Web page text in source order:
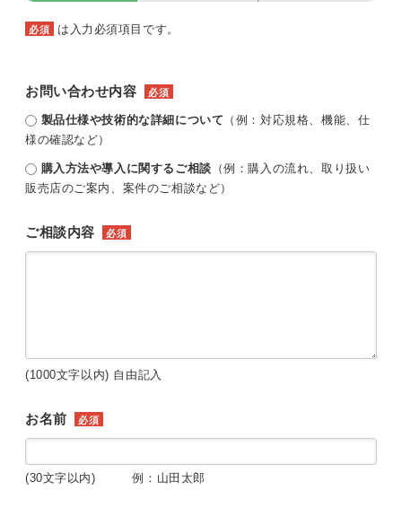
必須 は入力必須項目です。
お問い合わせ内容 必須
製品仕様や技術的な詳細について （例：対応規格、機能、仕
様の確認など）
購入方法や導入に関するご相談 （例：購入の流れ、取り扱い
販売店のご案内、案件のご相談など）
ご相談内容 必須
(1000文字以内) 自由記入
お名前 必須
(30文字以内) 例：山田太郎